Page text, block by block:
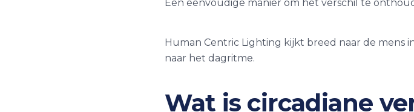
Een eenvoudige manier om het verschil te
Human Centric Lighting kijkt breed naar de mens
naar het dagritme.
Wat is circadiane